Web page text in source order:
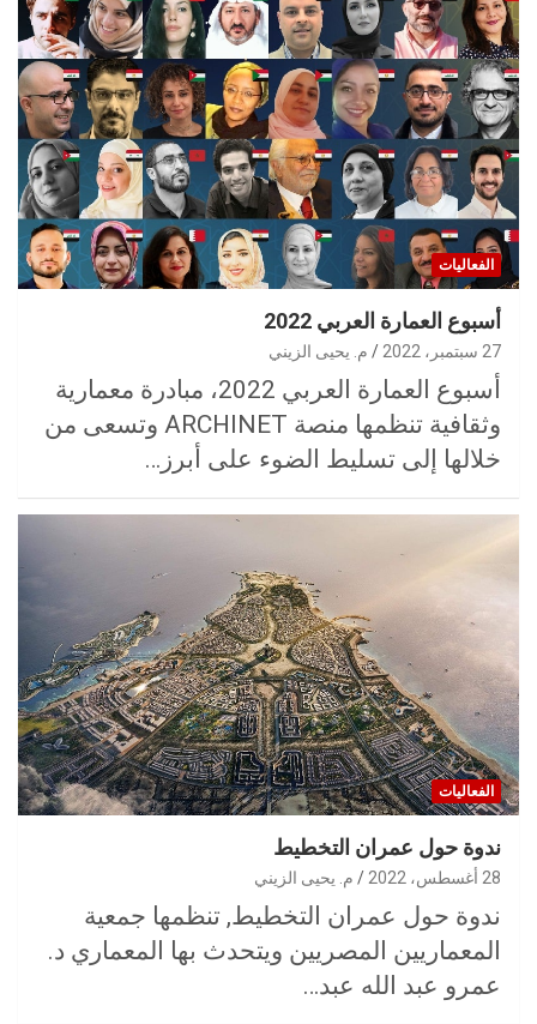
الفعاليات
أسبوع العمارة العربي 2022
27 سبتمبر، 2022 م. يحيى الزيني
أسبوع العمارة العربي 2022، مبادرة معمارية
وثقافية تنظمها منصة ARCHINET وتسعى من
خلالها إلى تسليط الضوء على أبرز…
الفعاليات
ندوة حول عمران التخطيط
28 أغسطس، 2022 م. يحيى الزيني
ندوة حول عمران التخطيط, تنظمها جمعية
المعماريين المصريين ويتحدث بها المعماري د.
عمرو عبد الله عبد…